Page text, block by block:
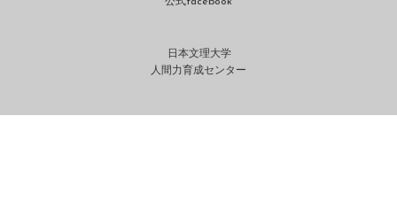
日本文理大学
人間力育成センター